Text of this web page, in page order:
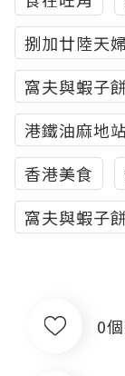
捌加廿陸天
窩夫與蝦子
港鐵油麻地
香港美食
窩夫與蝦子
0